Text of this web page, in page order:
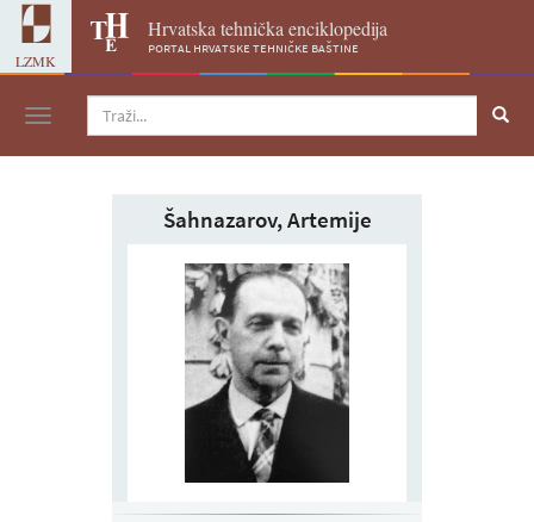
LZMK
Hrvatska tehnička enciklopedija
portal hrvatske tehničke baštine
Navigacija
Šahnazarov, Artemije